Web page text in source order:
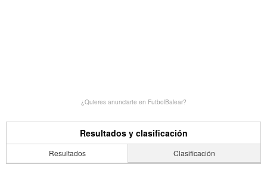
¿Quieres anunciarte en FutbolBalear?
Resultados y clasificación
Resultados Clasificación